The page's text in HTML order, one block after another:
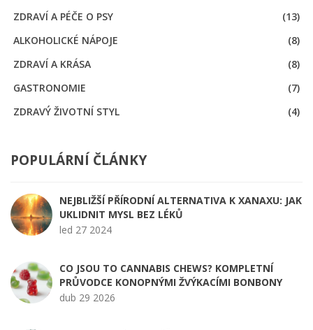
ZDRAVÍ A PÉČE O PSY
(13)
ALKOHOLICKÉ NÁPOJE
(8)
ZDRAVÍ A KRÁSA
(8)
GASTRONOMIE
(7)
ZDRAVÝ ŽIVOTNÍ STYL
(4)
POPULÁRNÍ ČLÁNKY
NEJBLIŽŠÍ PŘÍRODNÍ ALTERNATIVA K XANAXU: JAK
UKLIDNIT MYSL BEZ LÉKŮ
led 27 2024
CO JSOU TO CANNABIS CHEWS? KOMPLETNÍ
PRŮVODCE KONOPNÝMI ŽVÝKACÍMI BONBONY
dub 29 2026